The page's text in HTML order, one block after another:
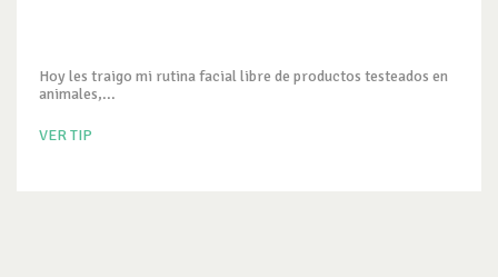
Hoy les traigo mi rutina facial libre de productos testeados en
animales,...
VER TIP